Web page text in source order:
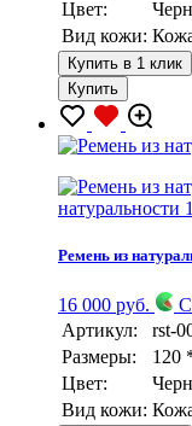
Цвет:
Вид кожи:
Купить в 1 клик
Купить
натуральности
Ремень из
16 000 руб.
Артикул:
rst-
Размеры:
120
Цвет:
Вид кожи: